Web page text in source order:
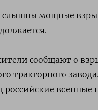
слышны мощные
сообщают о
тракторного
российские